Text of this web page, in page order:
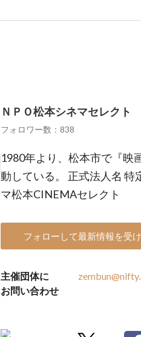
ＮＰＯ松本シネマセレクト
フォロワー数：838
1980年より、松本市で『映
動している。 正式法人名
マ松本CINEMAセレクト
フォローして最新情報を受
主催団体に
お問い合わせ